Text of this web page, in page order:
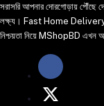
সরাসরি আপনার দোরগোড়ায় পৌঁছে
লক্ষ্য। Fast Home
নিশ্চয়তা নিয়ে MShopBD এখন